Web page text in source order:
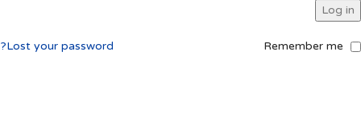
Log in
Lost your password? Remember me